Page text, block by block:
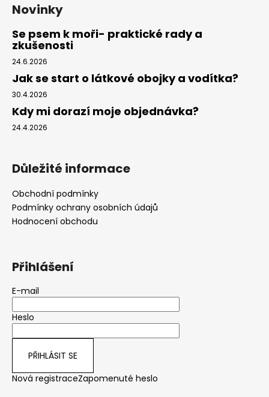
Novinky
Se psem k moři- praktické rady a
zkušenosti
24.6.2026
Jak se start o látkové obojky a vodítka?
30.4.2026
Kdy mi dorazí moje objednávka?
24.4.2026
Důležité informace
Obchodní podmínky
Podmínky ochrany osobních údajů
Hodnocení obchodu
Přihlášení
E-mail
Heslo
PŘIHLÁSIT SE
Nová registraceZapomenuté heslo